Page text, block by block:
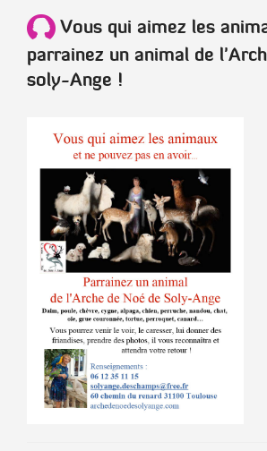
Vous qui aimez les
parrainez un animal de
soly-Ange !